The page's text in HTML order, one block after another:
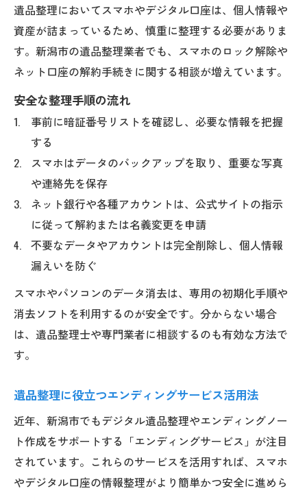
遺品整理においてスマホやデジタル口座は、個人情報や
資産が詰まっているため、慎重に整理する必要がありま
す。新潟市の遺品整理業者でも、スマホのロック解除や
ネット口座の解約手続きに関する相談が増えています。
安全な整理手順の流れ
事前に暗証番号リストを確認し、必要な情報を把握
する
スマホはデータのバックアップを取り、重要な写真
や連絡先を保存
ネット銀行や各種アカウントは、公式サイトの指示
に従って解約または名義変更を申請
不要なデータやアカウントは完全削除し、個人情報
漏えいを防ぐ
スマホやパソコンのデータ消去は、専用の初期化手順や
消去ソフトを利用するのが安全です。分からない場合
は、遺品整理士や専門業者に相談するのも有効な方法で
す。
遺品整理に役立つエンディングサービス活用法
近年、新潟市でもデジタル遺品整理やエンディングノー
ト作成をサポートする「エンディングサービス」が注目
されています。これらのサービスを活用すれば、スマホ
やデジタル口座の情報整理がより簡単かつ安全に進めら